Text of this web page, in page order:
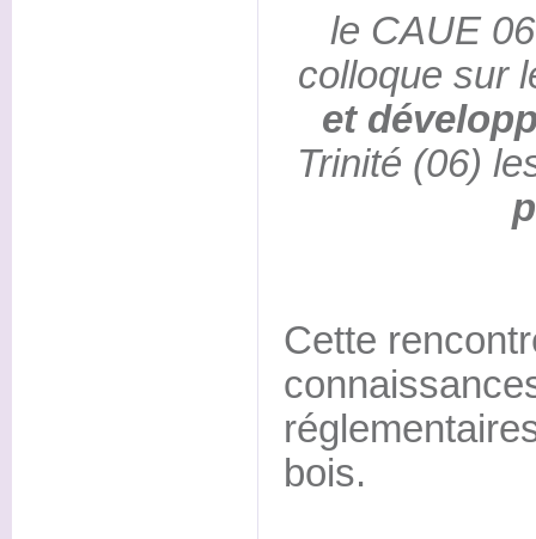
le CAUE
colloque sur
et
Trinité (06)
Cette
bois.